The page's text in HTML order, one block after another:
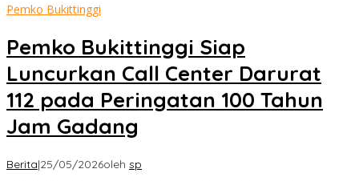
Pemko Bukittinggi
Pemko Bukittinggi Siap
Luncurkan Call Center Darurat
112 pada Peringatan 100 Tahun
Jam Gadang
Berita|25/05/2026oleh sp